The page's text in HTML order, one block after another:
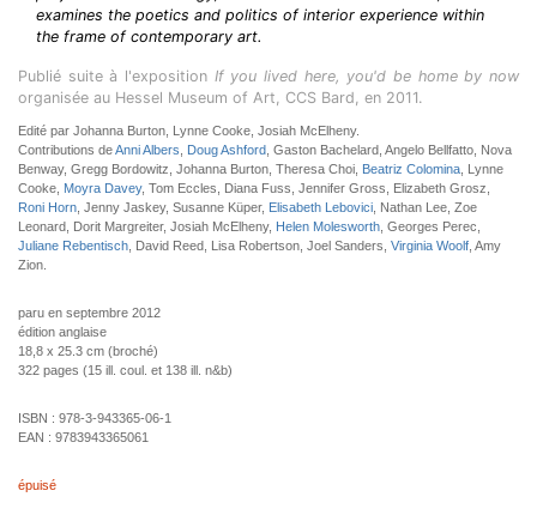
examines the poetics and politics of interior experience within
the frame of contemporary art.
Publié suite à l'exposition If you lived here, you'd be home by now
organisée au Hessel Museum of Art, CCS Bard, en 2011.
Edité par Johanna Burton, Lynne Cooke, Josiah McElheny.
Contributions deAnni Albers Doug Ashford , Gaston Bachelard, Angelo Bellfatto, Nova
Benway, Gregg Bordowitz, Johanna Burton, Theresa Choi, Beatriz Colomina , Lynne
Cooke, Moyra Davey, Tom Eccles, Diana Fuss, Jennifer Gross, Elizabeth Grosz,
Roni Horn , Jenny Jaskey, Susanne Küper, Elisabeth Lebovici , Nathan Lee, Zoe
Leonard, Dorit Margreiter, Josiah McElheny, Helen Molesworth , Georges Perec,
Juliane Rebentisch , David Reed, Lisa Robertson, Joel Sanders, Virginia Woolf , Amy
Zion.
paru en septembre 2012
édition anglaise
18,8 x 25.3 cm (broché)
322 pages (15 ill. coul. et 138 ill. n&b)
ISBN : 978-3-943365-06-1
EAN : 9783943365061
épuisé